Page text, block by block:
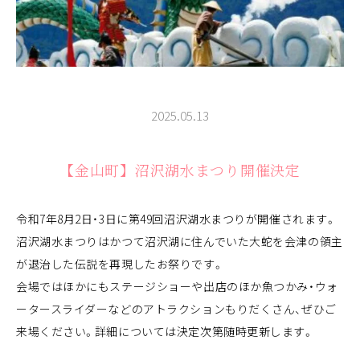
2025.05.13
【金山町】沼沢湖水まつり開催決定
令和7年8月2日・3日に第49回沼沢湖水まつりが開催されます。
沼沢湖水まつりはかつて沼沢湖に住んでいた大蛇を会津の領主
が退治した伝説を再現したお祭りです。
会場ではほかにもステージショーや出店のほか魚つかみ・ウォ
ータースライダーなどのアトラクションもりだくさん、ぜひご
来場ください。詳細については決定次第随時更新します。